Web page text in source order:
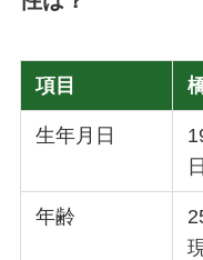
項目
生年月日
日
年齢